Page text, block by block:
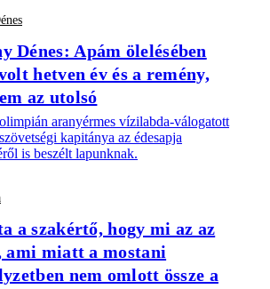
Dénes: Apám ölelésében
hetven év és a remény,
az utolsó
aranyérmes vízilabda-válogatott
kapitánya az édesapja
is beszélt lapunknak.
a szakértő, hogy mi az az
ami miatt a mostani
nem omlott össze a